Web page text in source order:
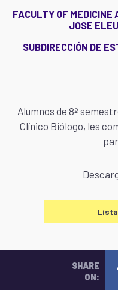
FACULTY OF MEDICINE
JOSE
SUBDIRECCIÓN DE
Alumnos de 8º
Clínico Biólogo, les
SHARE
ON: